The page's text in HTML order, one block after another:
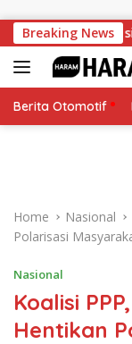
Breaking News
Soliditas Nasional
Berita Otomotif
Home Nasional
Polarisasi
Nasional
Koalisi
Hentikan